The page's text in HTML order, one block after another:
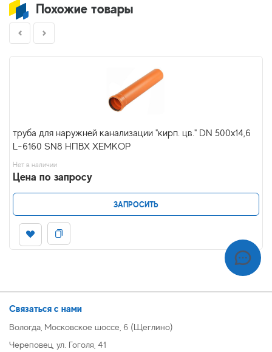
Похожие товары
труба для наружней канализации "кирп. цв." DN 500х14,6
L-6160 SN8 НПВХ ХЕМКОР
Нет в наличии
Цена по запросу
ЗАПРОСИТЬ
Связаться с нами
Вологда, Московское шоссе, 6 (Щеглино)
Череповец, ул. Гоголя, 41